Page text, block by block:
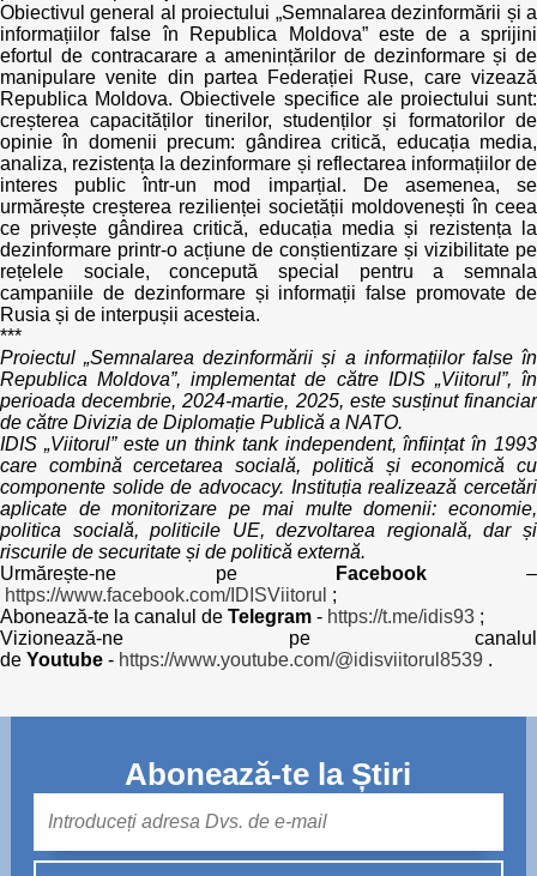
Obiectivul general al proiectului „Semnalarea dezinformării și a
informațiilor false în Republica Moldova” este de a sprijini
efortul de contracarare a amenințărilor de dezinformare și de
manipulare venite din partea Federației Ruse, care vizează
Republica Moldova. Obiectivele specifice ale proiectului sunt:
creșterea capacităților tinerilor, studenților și formatorilor de
opinie în domenii precum: gândirea critică, educația media,
analiza, rezistența la dezinformare și reflectarea informațiilor de
interes public într-un mod imparțial. De asemenea, se
urmărește creșterea rezilienței societății moldovenești în ceea
ce privește gândirea critică, educația media și rezistența la
dezinformare printr-o acțiune de conștientizare și vizibilitate pe
rețelele sociale, concepută special pentru a semnala
campaniile de dezinformare și informații false promovate de
Rusia și de interpușii acesteia.
***
Proiectul „Semnalarea dezinformării și a informațiilor false în
Republica Moldova”, implementat de către IDIS „Viitorul”, în
perioada decembrie, 2024-martie, 2025, este susținut financiar
de către Divizia de Diplomație Publică a NATO.
IDIS „Viitorul” este un think tank independent, înființat în 1993
care combină cercetarea socială, politică și economică cu
componente solide de advocacy. Instituția realizează cercetări
aplicate de monitorizare pe mai multe domenii: economie,
politica socială, politicile UE, dezvoltarea regională, dar și
riscurile de securitate și de politică externă.
Urmărește-ne pe
Facebook –
https://www.facebook.com/IDISViitorul ;
Abonează-te la canalul de Telegram - https://t.me/idis93 ;
Vizionează-ne pe canalul
de Youtube - https://www.youtube.com/@idisviitorul8539 .
Abonează-te la Știri